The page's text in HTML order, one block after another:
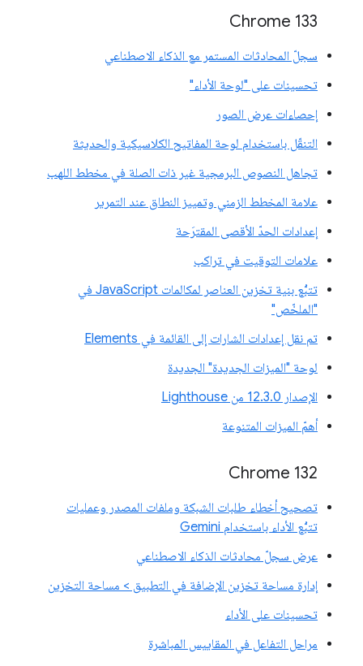
‫Chrome 133
سجلّ المحادثات المستمر مع الذكاء الاصطناعي
تحسينات على "لوحة الأداء"
إحصاءات عرض الصور
التنقّل باستخدام لوحة المفاتيح الكلاسيكية والحديثة
تجاهل النصوص البرمجية غير ذات الصلة في مخطط اللهب
علامة المخطط الزمني وتمييز النطاق عند التمرير
إعدادات الحدّ الأقصى المقترَحة
علامات التوقيت في تراكب
تتبُّع بنية تخزين العناصر لمكالمات JavaScript في
"الملخّص"
تم نقل إعدادات الشارات إلى القائمة في Elements
لوحة "الميزات الجديدة" الجديدة
الإصدار 12.3.0 من Lighthouse
أهمّ الميزات المتنوعة
Chrome 132
تصحيح أخطاء طلبات الشبكة وملفات المصدر وعمليات
تتبُّع الأداء باستخدام Gemini
عرض سجلّ محادثات الذكاء الاصطناعي
إدارة مساحة تخزين الإضافة في التطبيق > مساحة التخزين
تحسينات على الأداء
مراحل التفاعل في المقاييس المباشرة